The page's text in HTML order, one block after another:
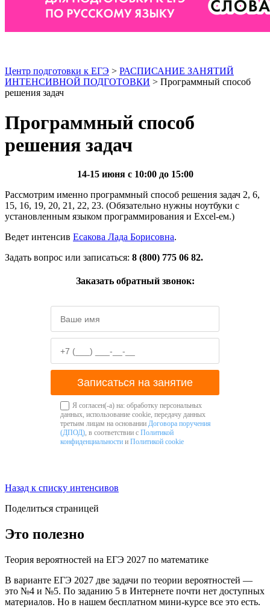
Центр подготовки к ЕГЭ > РАСПИСАНИЕ ЗАНЯТИЙ
ИНТЕНСИВНОЙ ПОДГОТОВКИ > Программный способ
решения задач
Программный способ
решения задач
14-15 июня с 10:00 до 15:00
Рассмотрим именно программный способ решения задач 2, 6,
15, 16, 19, 20, 21, 22, 23. (Обязательно нужны ноутбуки с
установленным языком программирования и Excel-ем.)
Ведет интенсив Есакова Лада Борисовна.
Задать вопрос или записаться: 8 (800) 775 06 82.
Заказать обратный звонок:
Записаться на занятие
Я согласен(-а) на: обработку персональных
данных, использование cookie, передачу данных
третьим лицам на основании Договора поручения
(ДПОД), в соответствии с Политикой
конфиденциальности и Политикой cookie
Назад к списку интенсивов
Поделиться страницей
Это полезно
Теория вероятностей на ЕГЭ 2027 по математике
В варианте ЕГЭ 2027 две задачи по теории вероятностей —
это №4 и №5. По заданию 5 в Интернете почти нет доступных
материалов. Но в нашем бесплатном мини-курсе все это есть.